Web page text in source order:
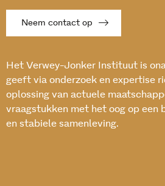
Neem contact op
Het Verwey-Jonker Instituut is
geeft via onderzoek en expertise
oplossing van actuele
vraagstukken met het oog op een
en stabiele samenleving.